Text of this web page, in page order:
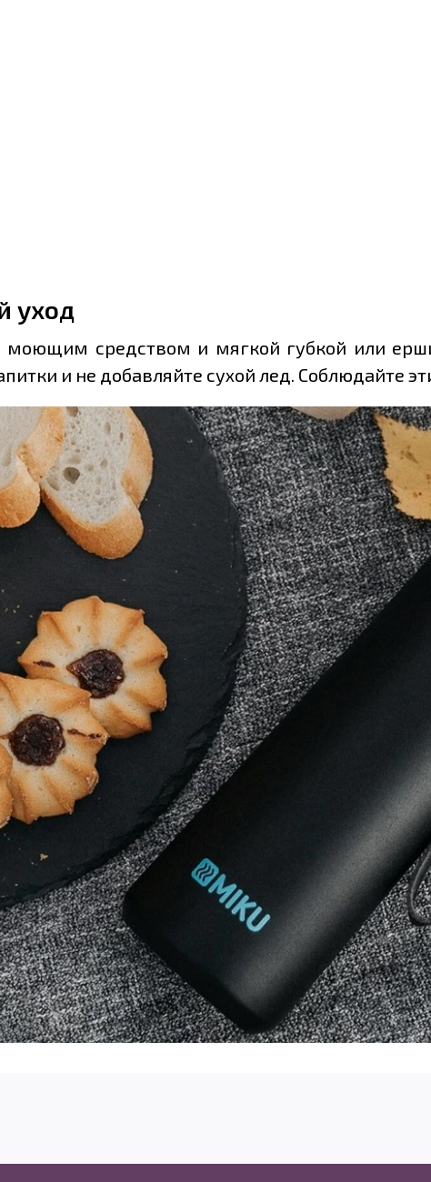
уход
средством и мягкой губкой или
и не добавляйте сухой лед. Соблюдайте